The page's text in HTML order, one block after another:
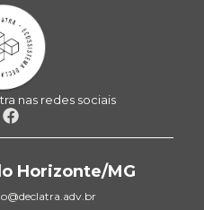
nas redes sociais
Horizonte/MG